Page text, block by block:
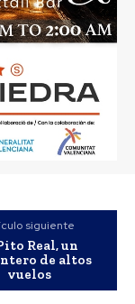
siguiente
Real, un
de altos
vuelos